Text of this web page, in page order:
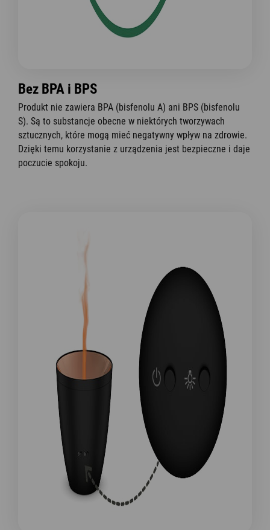
Bez BPA i BPS
Produkt nie zawiera BPA (bisfenolu A) ani BPS (bisfenolu
S). Są to substancje obecne w niektórych tworzywach
sztucznych, które mogą mieć negatywny wpływ na zdrowie.
Dzięki temu korzystanie z urządzenia jest bezpieczne i daje
poczucie spokoju.